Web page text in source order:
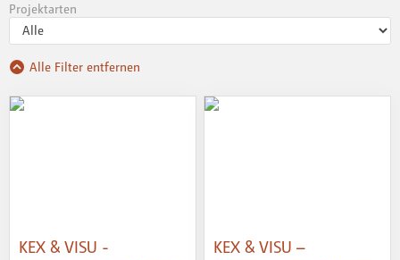
Projektarten
Alle Filter entfernen
KEX & VISU -
KEX & VISU –